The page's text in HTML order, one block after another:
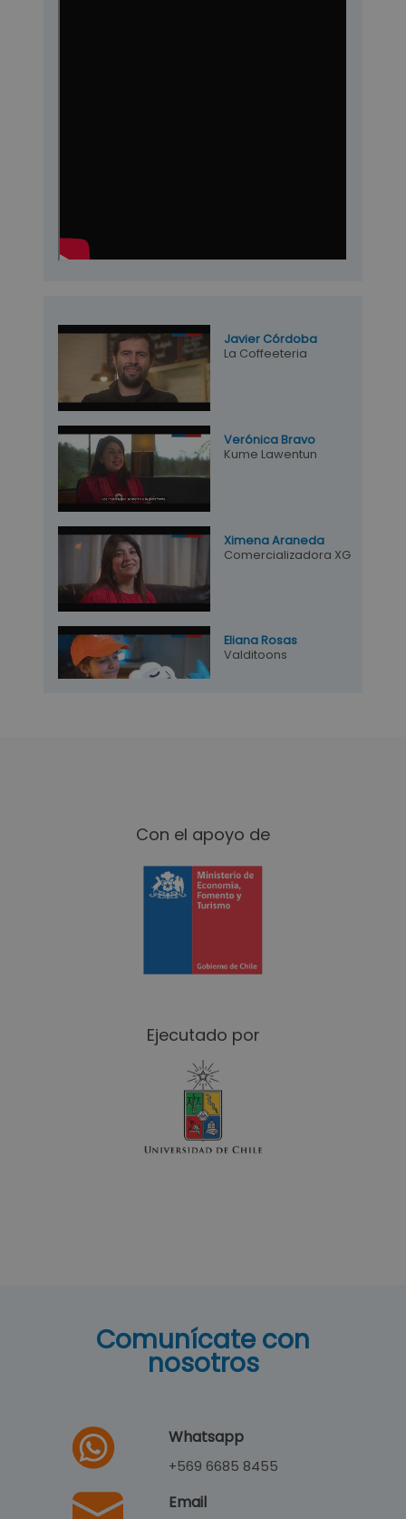
Javier Córdoba
La Coffeeteria
Verónica Bravo
Kume Lawentun
Ximena Araneda
Comercializadora XG
Eliana Rosas
Valditoons
Pamela Espinoza
Patricio Muñoz
Paulina Farías
Picadilloz
Ramiro Maffei
San Vicente
Ingeniería
Con el apoyo de
Ejecutado por
Comunícate con
nosotros
Whatsapp
+569 6685 8455
Email